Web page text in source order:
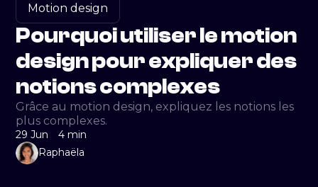
Motion design
Pourquoi utiliser le motion
design pour expliquer des
notions complexes
Grâce au motion design, expliquez les notions les
plus complexes.
29 Jun
4 min
Raphaëla